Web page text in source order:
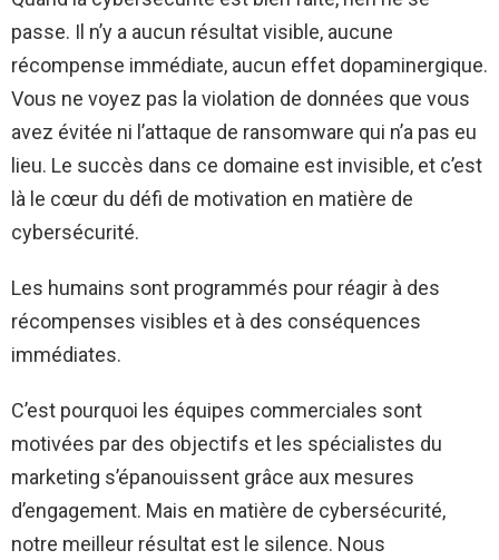
passe. Il n’y a aucun résultat visible, aucune
récompense immédiate, aucun effet dopaminergique.
Vous ne voyez pas la violation de données que vous
avez évitée ni l’attaque de ransomware qui n’a pas eu
lieu. Le succès dans ce domaine est invisible, et c’est
là le cœur du défi de motivation en matière de
cybersécurité.
Les humains sont programmés pour réagir à des
récompenses visibles et à des conséquences
immédiates.
C’est pourquoi les équipes commerciales sont
motivées par des objectifs et les spécialistes du
marketing s’épanouissent grâce aux mesures
d’engagement. Mais en matière de cybersécurité,
notre meilleur résultat est le silence. Nous